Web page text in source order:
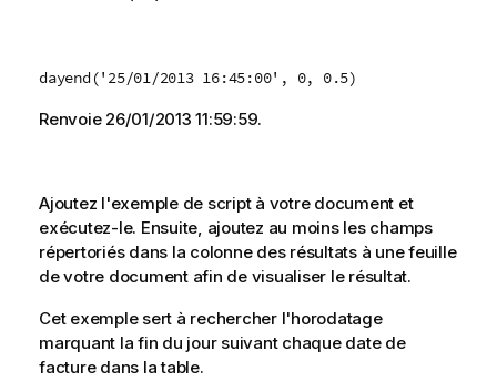
dayend('25/01/2013 16:45:00', 0, 0.5)
Renvoie 26/01/2013 11:59:59.
Ajoutez l'exemple de script à votre document et
exécutez-le. Ensuite, ajoutez au moins les champs
répertoriés dans la colonne des résultats à une feuille
de votre document afin de visualiser le résultat.
Cet exemple sert à rechercher l'horodatage
marquant la fin du jour suivant chaque date de
facture dans la table.